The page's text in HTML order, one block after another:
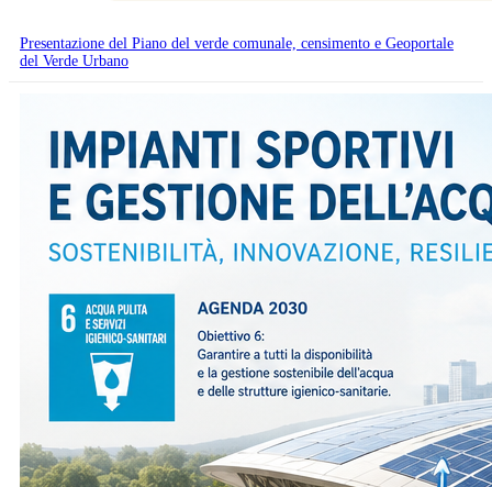
Presentazione del Piano del verde comunale, censimento e Geoportale
del Verde Urbano